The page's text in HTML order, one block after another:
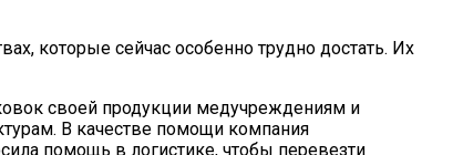
которые сейчас особенно трудно достать. Их
своей продукции медучреждениям и
В качестве помощи компания
помощь в логистике, чтобы перевезти